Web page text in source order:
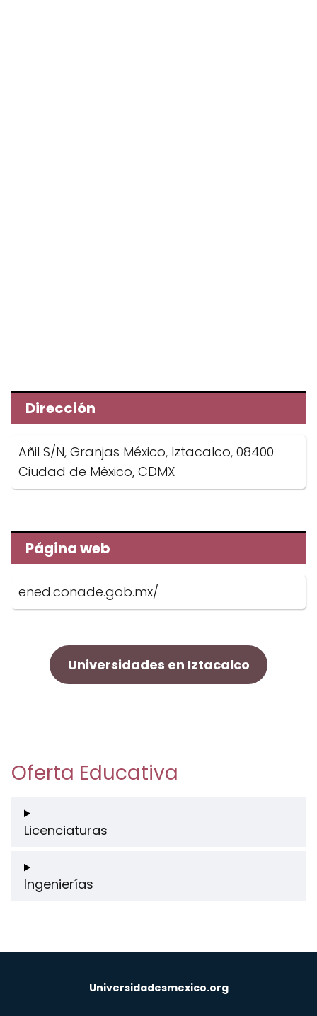
Dirección
Añil S/N, Granjas México, Iztacalco, 08400
Ciudad de México, CDMX
Página web
ened.conade.gob.mx/
Universidades en Iztacalco
Oferta Educativa
Licenciaturas
Ingenierías
Universidadesmexico.org